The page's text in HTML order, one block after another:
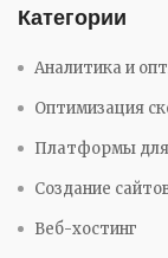
Категории
Аналитика и
Оптимизация
Платформы для
Создание
Веб-хостинг